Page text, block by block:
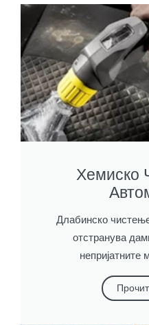
ј
Хемиско
Длабинско
отстранува
непријатните